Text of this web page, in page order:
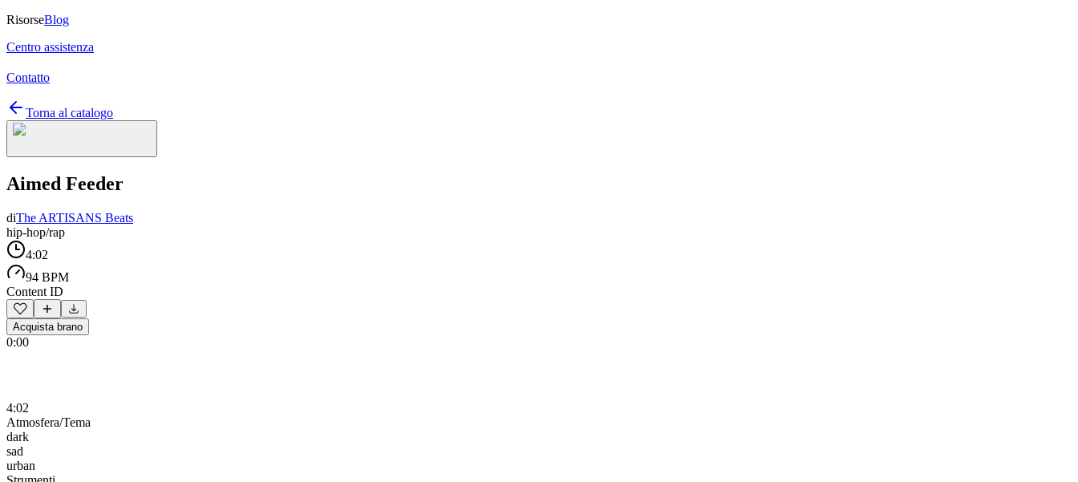
RisorseBlog
Centro assistenza
Contatto
Torna al catalogo
Aimed Feeder
diThe ARTISANS Beats
hip-hop/rap
4:02
94 BPM
Content ID
Acquista brano
0:00
4:02
Atmosfera/Tema
dark
sad
urban